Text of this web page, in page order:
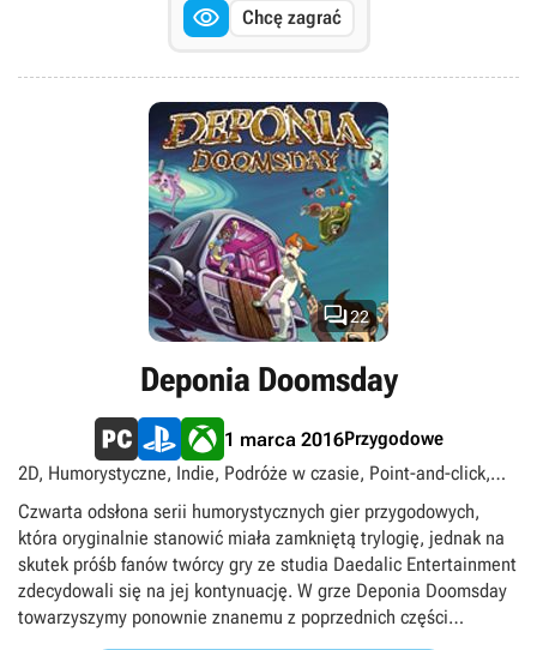
 Chcę zagrać
22
Deponia Doomsday
1 marca 2016Przygodowe
2D, Humorystyczne, Indie, Podróże w czasie, Point-and-click,
Science fiction, Singleplayer, singleplayer
Czwarta odsłona serii humorystycznych gier przygodowych,
która oryginalnie stanowić miała zamkniętą trylogię, jednak na
skutek próśb fanów twórcy gry ze studia Daedalic Entertainment
zdecydowali się na jej kontynuację. W grze Deponia Doomsday
towarzyszymy ponownie znanemu z poprzednich części
Rufusowi, który doświadcza wizji zagłady podniebnego miasta